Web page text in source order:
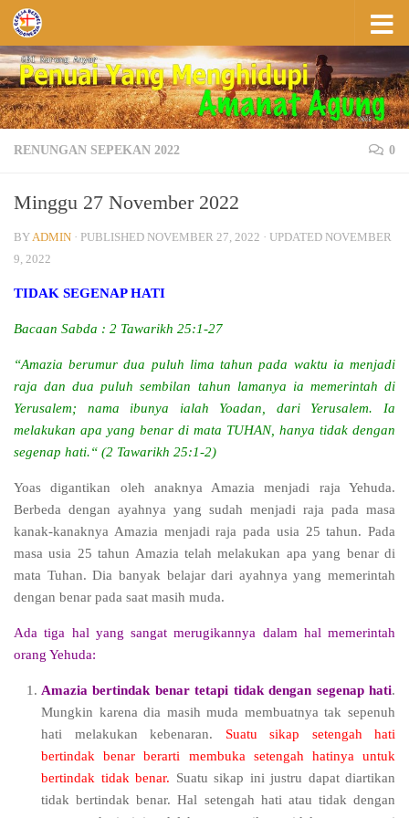
Skip to content
RENUNGAN SEPEKAN 2022 0
Minggu 27 November 2022
BYADMIN · PUBLISHED NOVEMBER 27, 2022 · UPDATED NOVEMBER
9, 2022
TIDAK SEGENAP HATI
Bacaan Sabda : 2 Tawarikh 25:1-27
“Amazia berumur dua puluh lima tahun pada waktu ia menjadi
raja dan dua puluh sembilan tahun lamanya ia memerintah di
Yerusalem; nama ibunya ialah Yoadan, dari Yerusalem. Ia
melakukan apa yang benar di mata TUHAN, hanya tidak dengan
segenap hati.“ (2 Tawarikh 25:1-2)
Yoas digantikan oleh anaknya Amazia menjadi raja Yehuda.
Berbeda dengan ayahnya yang sudah menjadi raja pada masa
kanak-kanaknya Amazia menjadi raja pada usia 25 tahun. Pada
masa usia 25 tahun Amazia telah melakukan apa yang benar di
mata Tuhan. Dia banyak belajar dari ayahnya yang memerintah
dengan benar pada saat masih muda.
Ada tiga hal yang sangat merugikannya dalam hal memerintah
orang Yehuda:
Amazia bertindak benar tetapi tidak dengan segenap hati.
Mungkin karena dia masih muda membuatnya tak sepenuh
hati melakukan kebenaran. Suatu sikap setengah hati
bertindak benar berarti membuka setengah hatinya untuk
bertindak tidak benar. Suatu sikap ini justru dapat diartikan
tidak bertindak benar. Hal setengah hati atau tidak dengan